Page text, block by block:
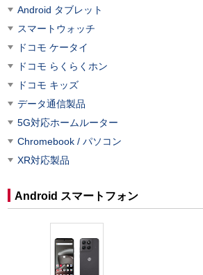
Android タブレット
スマートウォッチ
ドコモ ケータイ
ドコモ らくらくホン
ドコモ キッズ
データ通信製品
5G対応ホームルーター
Chromebook / パソコン
XR対応製品
Android スマートフォン